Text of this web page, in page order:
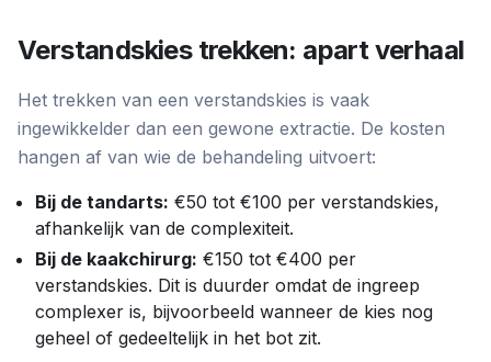
Verstandskies trekken: apart verhaal
Het trekken van een verstandskies is vaak
ingewikkelder dan een gewone extractie. De kosten
hangen af van wie de behandeling uitvoert:
Bij de tandarts: €50 tot €100 per verstandskies,
afhankelijk van de complexiteit.
Bij de kaakchirurg: €150 tot €400 per
verstandskies. Dit is duurder omdat de ingreep
complexer is, bijvoorbeeld wanneer de kies nog
geheel of gedeeltelijk in het bot zit.